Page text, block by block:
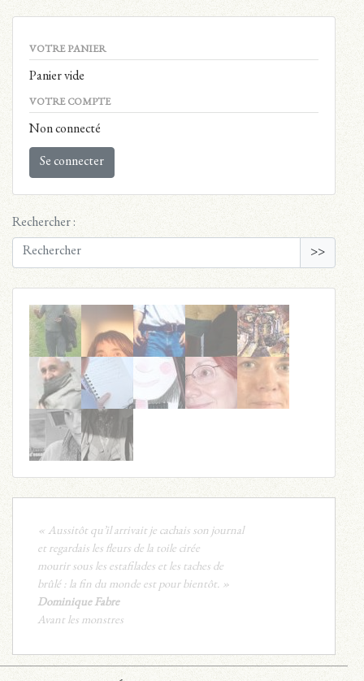
En toutes
circonstances
On disait
VOTRE PANIER
Panier vide
VOTRE COMPTE
Non connecté
Se connecter
Rechercher :
>>
« Aussitôt qu’il arrivait je cachais son journal
et regardais les fleurs de la toile cirée
mourir sous les estafilades et les taches de
brûlé : la fin du monde est pour bientôt. »
Dominique Fabre
Avant les monstres